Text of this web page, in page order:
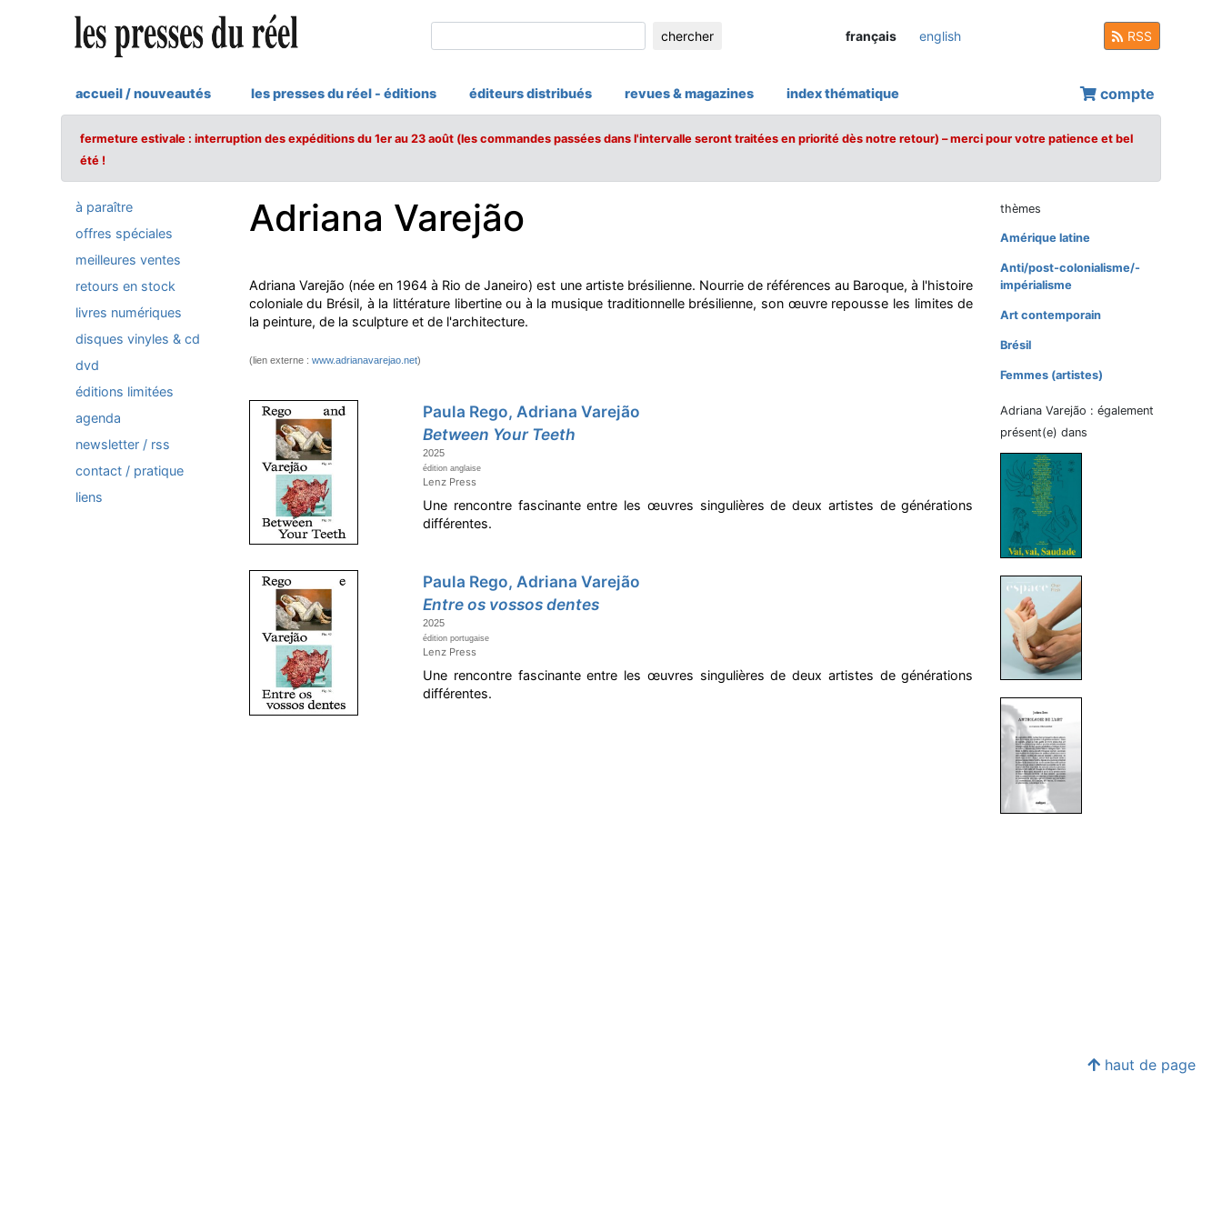
chercher français english RSS
accueil / nouveautés les presses du réel - éditions éditeurs distribués revues & magazines index thématique compte
fermeture estivale : interruption des expéditions du 1er au 23 août (les commandes passées dans l'intervalle seront traitées en priorité dès notre retour) – merci pour votre patience et bel
été !
à paraître
offres spéciales
meilleures ventes
retours en stock
livres numériques
disques vinyles & cd
dvd
éditions limitées
agenda
newsletter / rss
contact / pratique
liens
Adriana Varejão
Adriana Varejão (née en 1964 à Rio de Janeiro) est une artiste brésilienne. Nourrie de références au Baroque, à l'histoire
coloniale du Brésil, à la littérature libertine ou à la musique traditionnelle brésilienne, son œuvre repousse les limites de
la peinture, de la sculpture et de l'architecture.
(lien externe : www.adrianavarejao.net)
Paula Rego, Adriana Varejão
Between Your Teeth
2025
édition anglaise
Lenz Press
Une rencontre fascinante entre les œuvres singulières de deux artistes de générations
différentes.
Paula Rego, Adriana Varejão
Entre os vossos dentes
2025
édition portugaise
Lenz Press
Une rencontre fascinante entre les œuvres singulières de deux artistes de générations
différentes.
thèmes
Amérique latine
Anti/post-colonialisme/-
impérialisme
Art contemporain
Brésil
Femmes (artistes)
Adriana Varejão : également
présent(e) dans
haut de page